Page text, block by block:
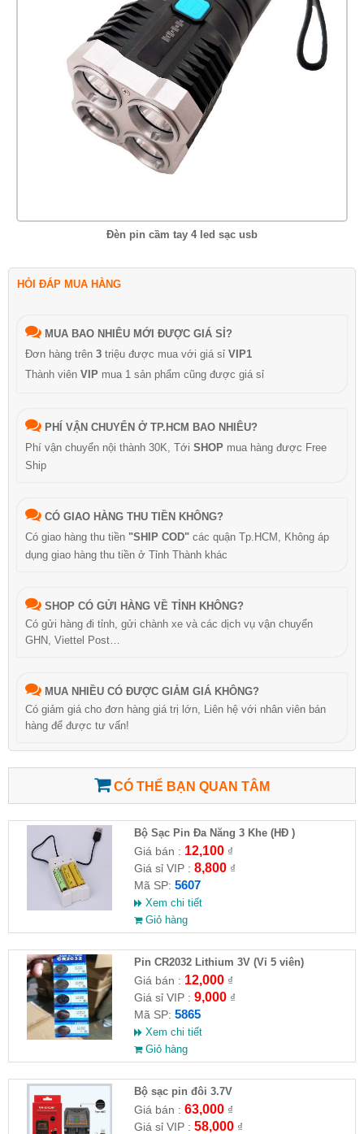
Đèn pin cầm tay 4 led sạc usb
HỎI ĐÁP MUA HÀNG
MUA BAO NHIÊU MỚI ĐƯỢC GIÁ SỈ?
Đơn hàng trên 3 triệu được mua với giá sỉ VIP1
Thành viên VIP mua 1 sản phẩm cũng được giá sỉ
PHÍ VẬN CHUYỂN Ở TP.HCM BAO NHIÊU?
Phí vận chuyển nội thành 30K, Tới SHOP mua hàng được Free
Ship
CÓ GIAO HÀNG THU TIỀN KHÔNG?
Có giao hàng thu tiền "SHIP COD" các quận Tp.HCM, Không áp
dụng giao hàng thu tiền ở Tỉnh Thành khác
SHOP CÓ GỬI HÀNG VỀ TỈNH KHÔNG?
Có gửi hàng đi tỉnh, gửi chành xe và các dịch vụ vận chuyển
GHN, Viettel Post…
MUA NHIỀU CÓ ĐƯỢC GIẢM GIÁ KHÔNG?
Có giảm giá cho đơn hàng giá trị lớn, Liên hệ với nhân viên bán
hàng để được tư vấn!
CÓ THỂ BẠN QUAN TÂM
Bộ Sạc Pin Đa Năng 3 Khe (HĐ )
Giá bán : 12,100₫
Giá sỉ VIP : 8,800₫
Mã SP: 5607
Xem chi tiết
Giỏ hàng
Pin CR2032 Lithium 3V (Vỉ 5 viên)
Giá bán : 12,000₫
Giá sỉ VIP : 9,000₫
Mã SP: 5865
Xem chi tiết
Giỏ hàng
Bộ sạc pin đôi 3.7V
Giá bán : 63,000₫
Giá sỉ VIP : 58,000₫